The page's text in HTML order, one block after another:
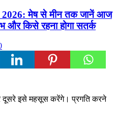
मेष से मीन तक जानें आज
और किसे रहना होगा सतर्क
दूसरे इसे महसूस करेंगे। प्रगति करने